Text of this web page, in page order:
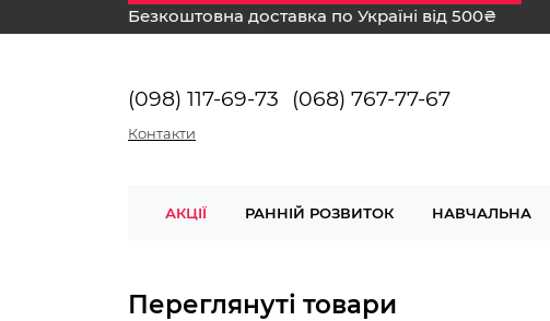
Безкоштовна доставка по Україні від 500₴
(098) 117-69-73 (068) 767-77-67
Контакти
АКЦІЇ РАННІЙ РОЗВИТОК НАВЧАЛЬНА
Переглянуті товари